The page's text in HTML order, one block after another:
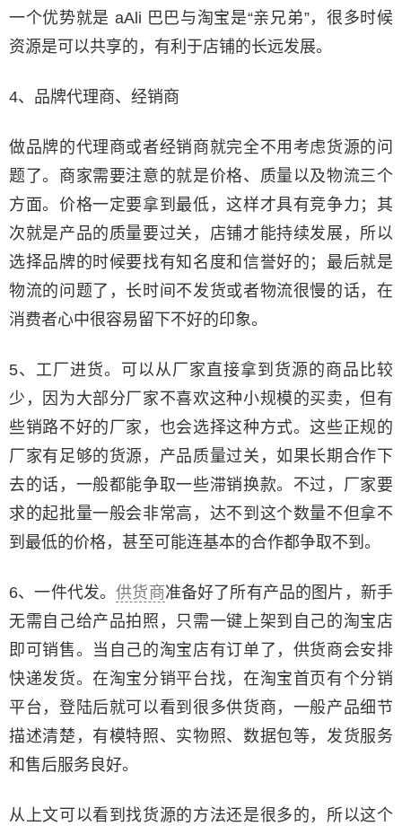
一个优势就是 aAli 巴巴与淘宝是“亲兄弟”，很多时候
资源是可以共享的，有利于店铺的长远发展。
4、品牌代理商、经销商
做品牌的代理商或者经销商就完全不用考虑货源的问
题了。商家需要注意的就是价格、质量以及物流三个
方面。价格一定要拿到最低，这样才具有竞争力；其
次就是产品的质量要过关，店铺才能持续发展，所以
选择品牌的时候要找有知名度和信誉好的；最后就是
物流的问题了，长时间不发货或者物流很慢的话，在
消费者心中很容易留下不好的印象。
5、工厂进货。可以从厂家直接拿到货源的商品比较
少，因为大部分厂家不喜欢这种小规模的买卖，但有
些销路不好的厂家，也会选择这种方式。这些正规的
厂家有足够的货源，产品质量过关，如果长期合作下
去的话，一般都能争取一些滞销换款。不过，厂家要
求的起批量一般会非常高，达不到这个数量不但拿不
到最低的价格，甚至可能连基本的合作都争取不到。
6、一件代发。供货商准备好了所有产品的图片，新手
无需自己给产品拍照，只需一键上架到自己的淘宝店
即可销售。当自己的淘宝店有订单了，供货商会安排
快递发货。在淘宝分销平台找，在淘宝首页有个分销
平台，登陆后就可以看到很多供货商，一般产品细节
描述清楚，有模特照、实物照、数据包等，发货服务
和售后服务良好。
从上文可以看到找货源的方法还是很多的，所以这个